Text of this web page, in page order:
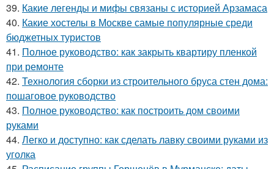
39. Какие легенды и мифы связаны с историей Арзамаса
40. Какие хостелы в Москве самые популярные среди
бюджетных туристов
41. Полное руководство: как закрыть квартиру пленкой
при ремонте
42. Технология сборки из строительного бруса стен дома:
пошаговое руководство
43. Полное руководство: как построить дом своими
руками
44. Легко и доступно: как сделать лавку своими руками из
уголка